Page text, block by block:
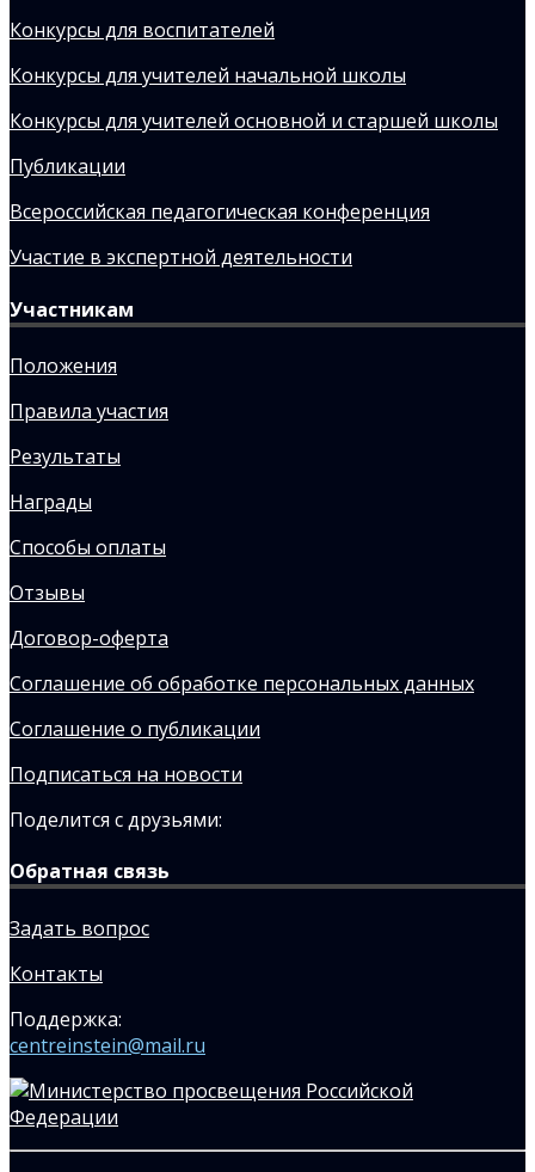
Конкурсы для воспитателей
Конкурсы для учителей начальной школы
Конкурсы для учителей основной и старшей школы
Публикации
Всероссийская педагогическая конференция
Участие в экспертной деятельности
Участникам
Положения
Правила участия
Результаты
Награды
Способы оплаты
Отзывы
Договор-оферта
Соглашение об обработке персональных данных
Соглашение о публикации
Подписаться на новости
Поделится с друзьями:
Обратная связь
Задать вопрос
Контакты
Поддержка:
centreinstein@mail.ru